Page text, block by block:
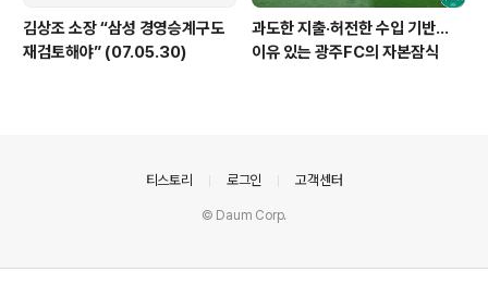
김상조 소장 “삼성 경영승계구도
재검토해야” (07.05.30)
과도한 지출·허전한 수입 기반…
이유 있는 광주FC의 자본잠식
티스토리 로그인 고객센터
© Daum Corp.